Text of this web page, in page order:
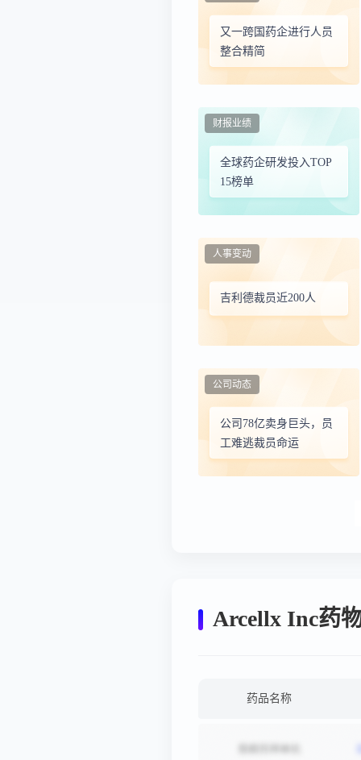
又一跨国药企进行人员
整合精简
全球药企研发投入TOP
15榜单
财报业绩
吉利德裁员近200人
人事变动
公司78亿卖身巨头，员
工难逃裁员命运
公司动态
Arcellx Inc药
药品名称